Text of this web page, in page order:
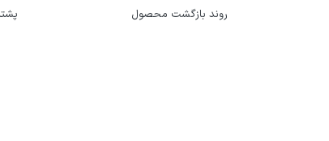
روند بازگشت محصول